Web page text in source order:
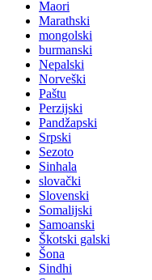
Maori
Marathski
mongolski
burmanski
Nepalski
Norveški
Paštu
Perzijski
Pandžapski
Srpski
Sezoto
Sinhala
slovački
Slovenski
Somalijski
Samoanski
Škotski galski
Šona
Sindhi